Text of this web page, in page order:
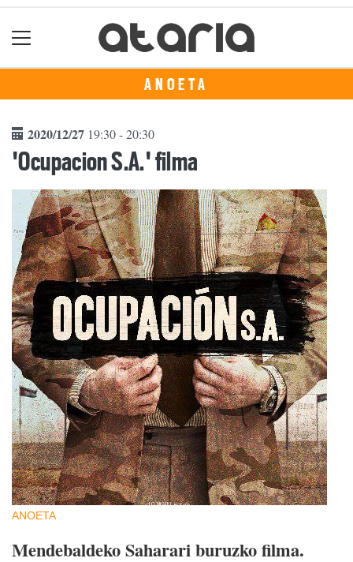
ANOETA
2020/12/27 19:30 - 20:30
'Ocupacion S.A.' filma
ANOETA
Mendebaldeko Saharari buruzko filma.